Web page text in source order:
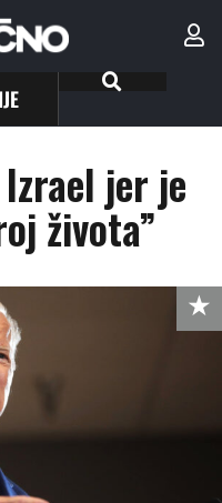
jer je
života”